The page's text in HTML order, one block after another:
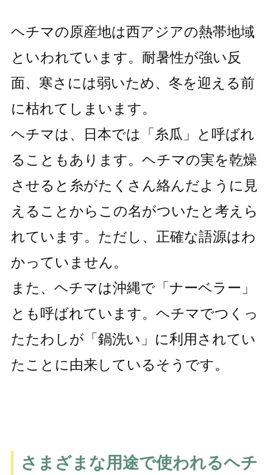
ヘチマの原産地は西アジアの熱帯地域
といわれています。耐暑性が強い反
面、寒さには弱いため、冬を迎える前
に枯れてしまいます。
ヘチマは、日本では「糸瓜」と呼ばれ
ることもあります。ヘチマの実を乾燥
させると糸がたくさん絡んだように見
えることからこの名がついたと考えら
れています。ただし、正確な語源はわ
かっていません。
また、ヘチマは沖縄で「ナーベラー」
とも呼ばれています。ヘチマでつくっ
たたわしが「鍋洗い」に利用されてい
たことに由来しているそうです。
さまざまな用途で使われるヘチ